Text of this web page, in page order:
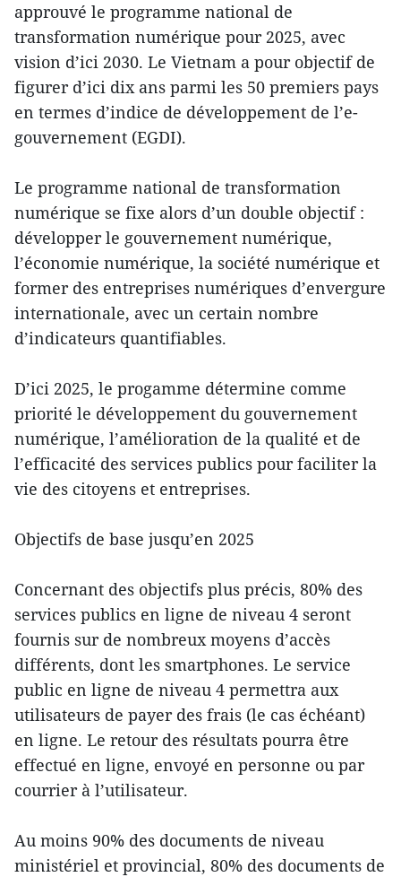
approuvé le programme national de
transformation numérique pour 2025, avec
vision d’ici 2030. Le Vietnam a pour objectif de
figurer d’ici dix ans parmi les 50 premiers pays
en termes d’indice de développement de l’e-
gouvernement (EGDI).
Le programme national de transformation
numérique se fixe alors d’un double objectif :
développer le gouvernement numérique,
l’économie numérique, la société numérique et
former des entreprises numériques d’envergure
internationale, avec un certain nombre
d’indicateurs quantifiables.
D’ici 2025, le progamme détermine comme
priorité le développement du gouvernement
numérique, l’amélioration de la qualité et de
l’efficacité des services publics pour faciliter la
vie des citoyens et entreprises.
Objectifs de base jusqu’en 2025
Concernant des objectifs plus précis, 80% des
services publics en ligne de niveau 4 seront
fournis sur de nombreux moyens d’accès
différents, dont les smartphones. Le service
public en ligne de niveau 4 permettra aux
utilisateurs de payer des frais (le cas échéant)
en ligne. Le retour des résultats pourra être
effectué en ligne, envoyé en personne ou par
courrier à l’utilisateur.
Au moins 90% des documents de niveau
ministériel et provincial, 80% des documents de